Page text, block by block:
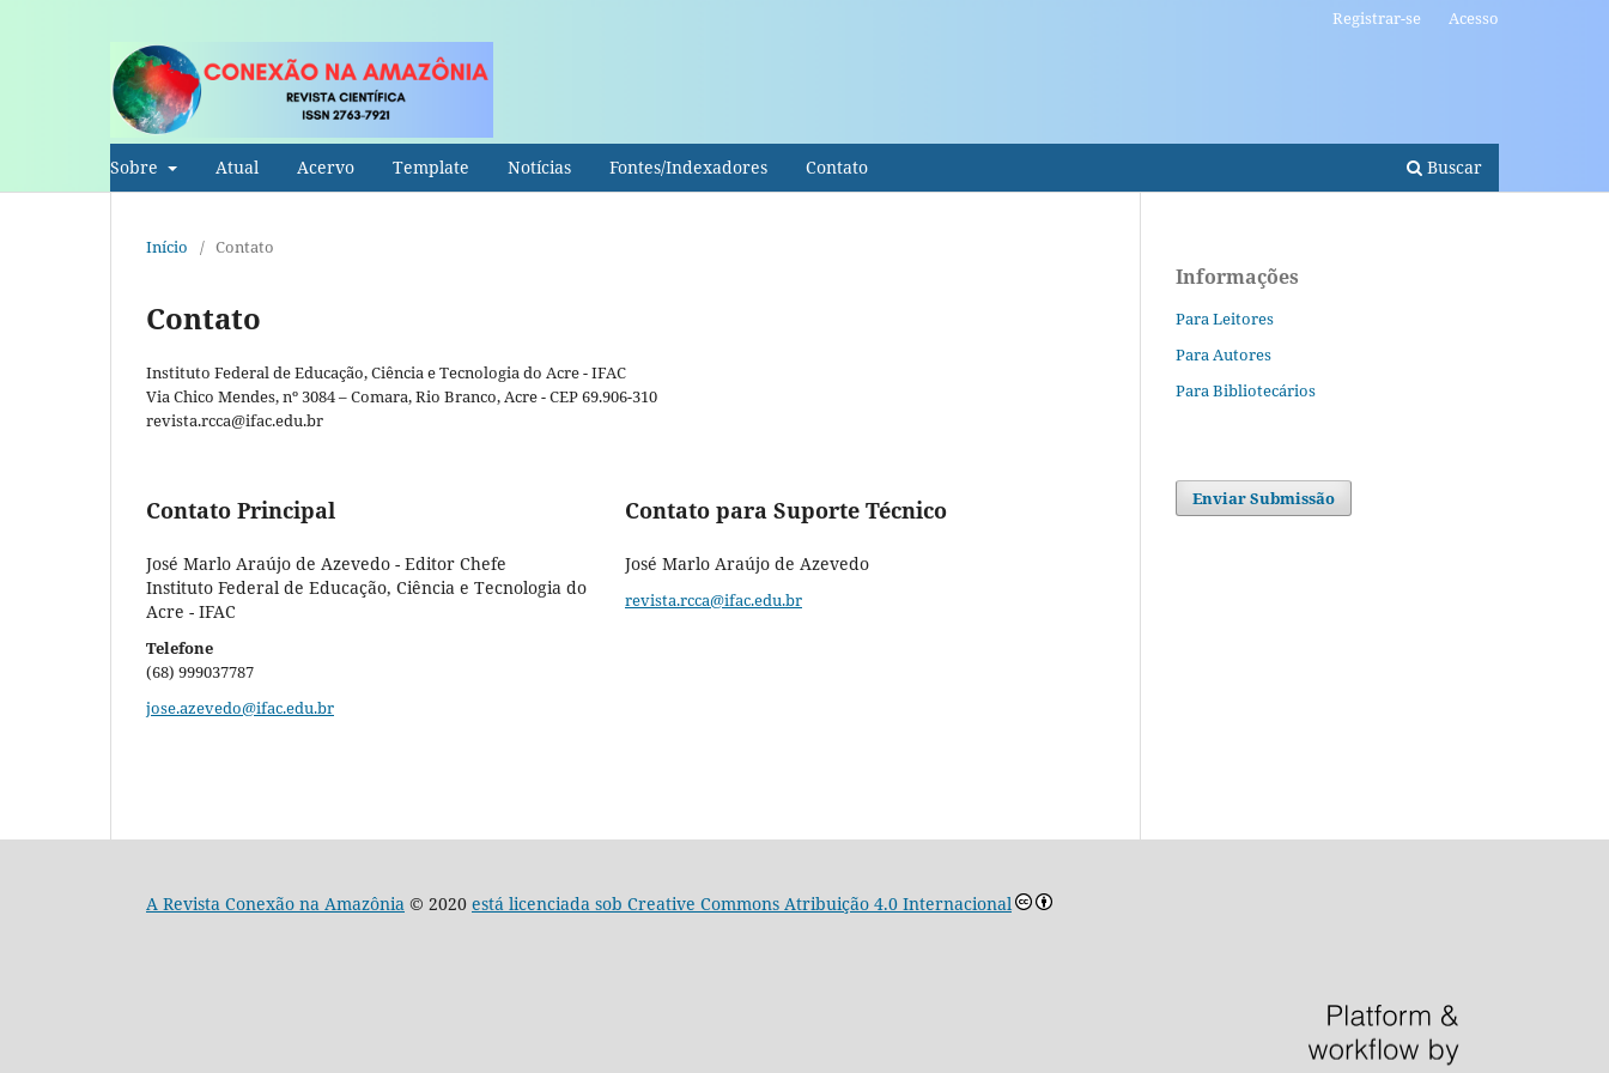
Sobre Atual Acervo Template Notícias Fontes/Indexadores Contato Buscar
Registrar-se Acesso
Início / Contato
Contato
Instituto Federal de Educação, Ciência e Tecnologia do Acre - IFAC
Via Chico Mendes, nº 3084 – Comara, Rio Branco, Acre - CEP 69.906-310
revista.rcca@ifac.edu.br
Contato Principal
José Marlo Araújo de Azevedo - Editor Chefe
Instituto Federal de Educação, Ciência e Tecnologia do
Acre - IFAC
Telefone
(68) 999037787
jose.azevedo@ifac.edu.br
Contato para Suporte Técnico
José Marlo Araújo de Azevedo
revista.rcca@ifac.edu.br
Informações
Para Leitores
Para Autores
Para Bibliotecários
Enviar Submissão
A Revista Conexão na Amazônia © 2020 está licenciada sob Creative Commons Atribuição 4.0 Internacional